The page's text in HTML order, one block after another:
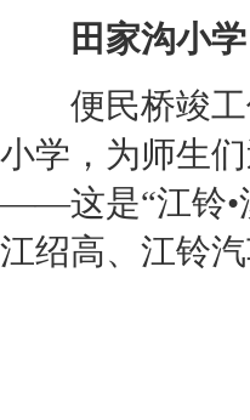
田家沟小
便民桥竣工
小学，为师生
——这是“江铃
江绍高、 江铃